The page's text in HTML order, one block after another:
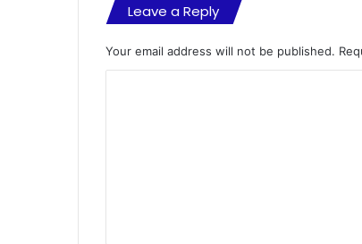
Leave a Reply
Your email address will not be published.